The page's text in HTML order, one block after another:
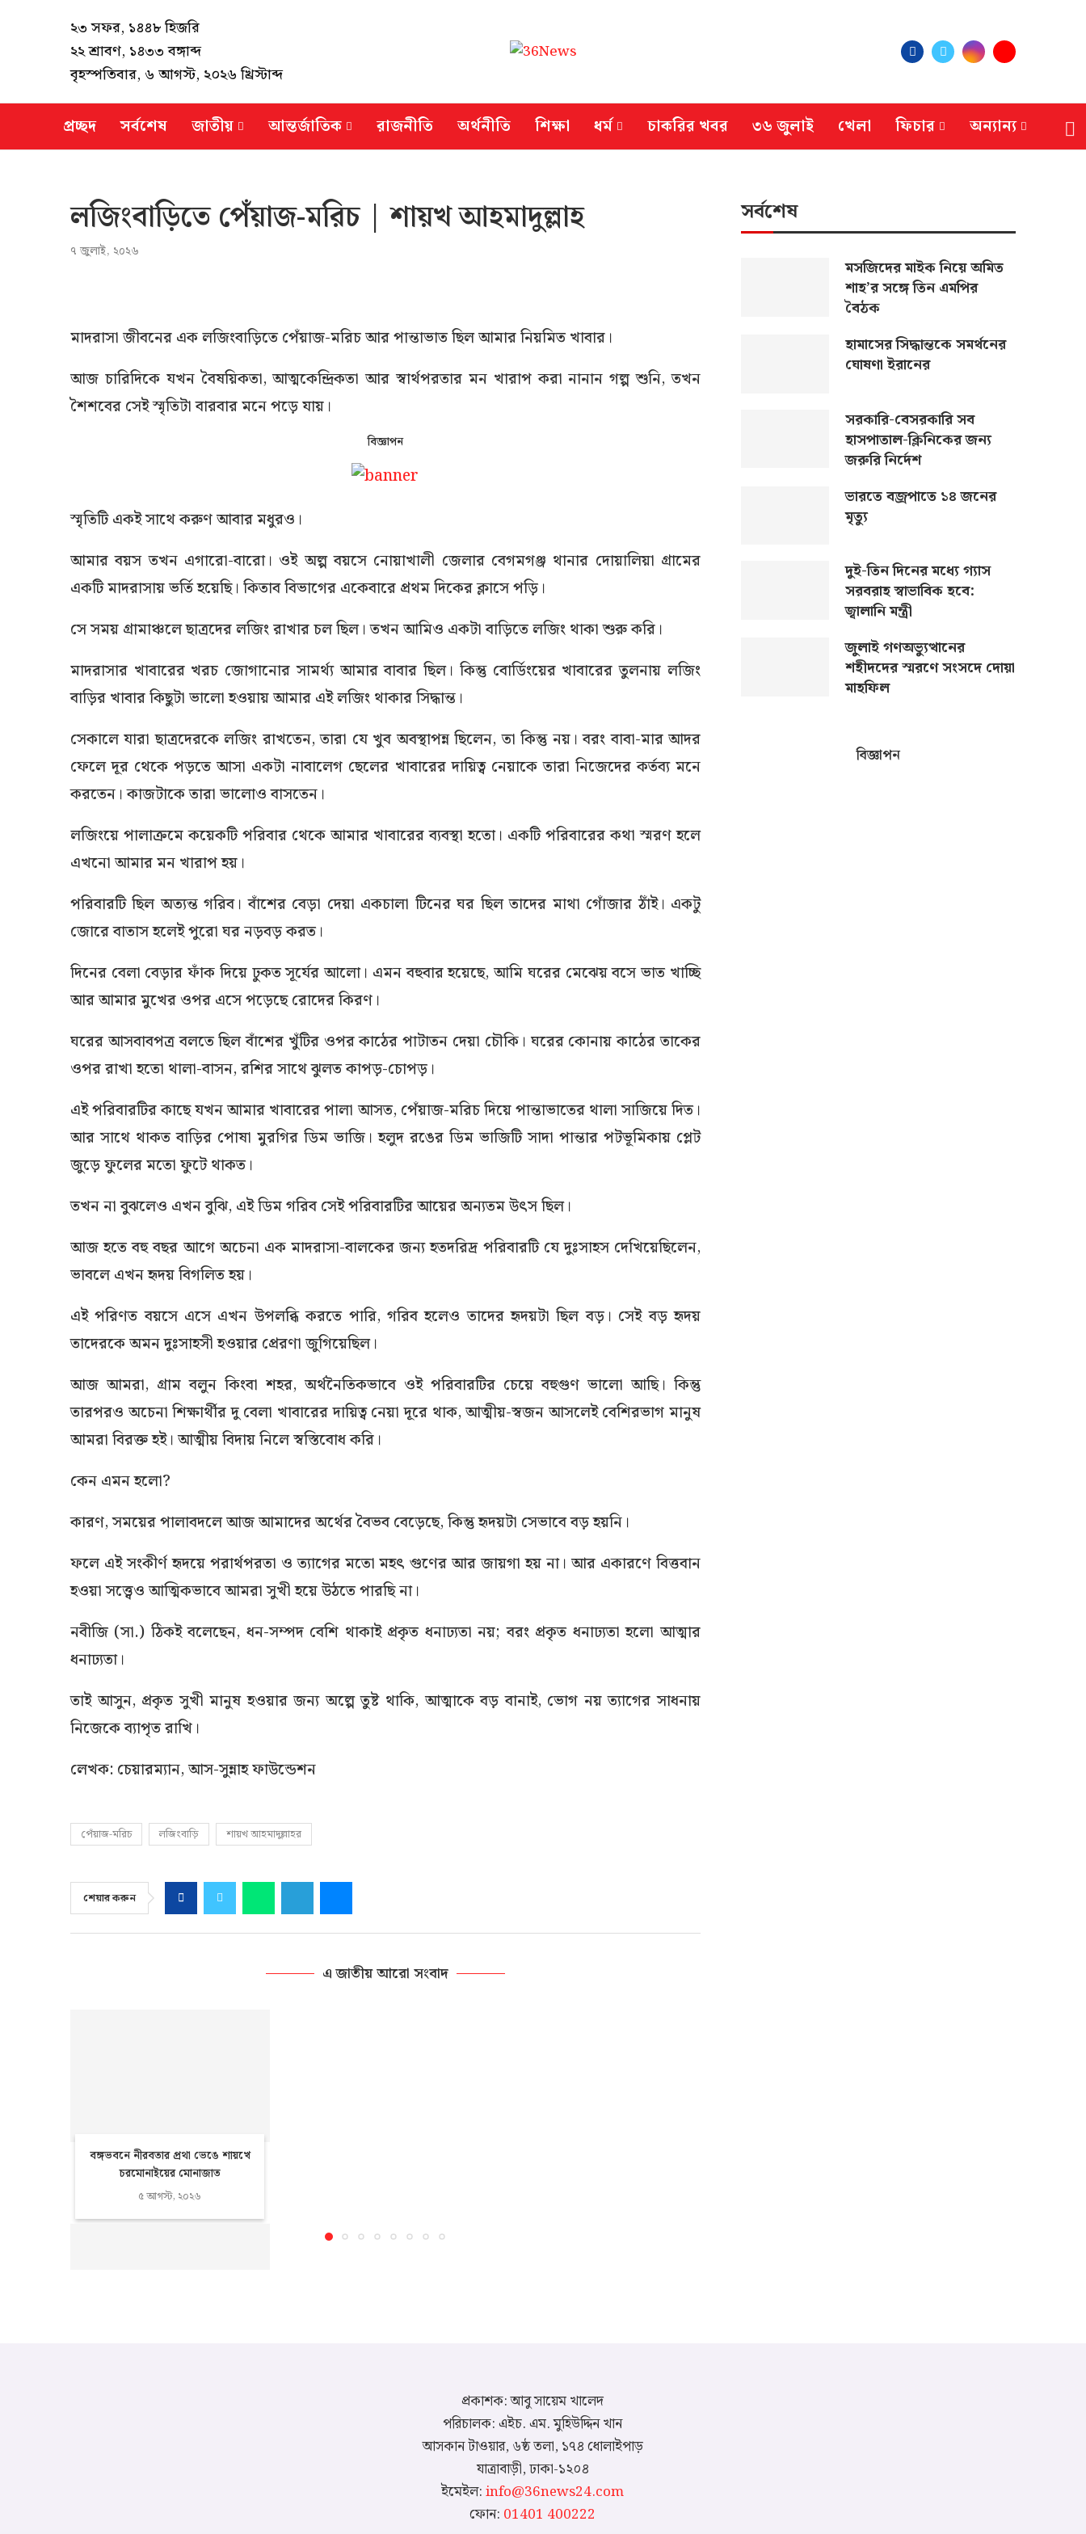
২৩ সফর, ১৪৪৮ হিজরি
২২ শ্রাবণ, ১৪৩৩ বঙ্গাব্দ
বৃহস্পতিবার, ৬ আগস্ট, ২০২৬ খ্রিস্টাব্দ
প্রচ্ছদ সর্বশেষ জাতীয় আন্তর্জাতিক রাজনীতি অর্থনীতি শিক্ষা ধর্ম চাকরির খবর ৩৬ জুলাই খেলা ফিচার অন্যান্য
লজিংবাড়িতে পেঁয়াজ-মরিচ | শায়খ আহমাদুল্লাহ
৭ জুলাই, ২০২৬
মাদরাসা জীবনের এক লজিংবাড়িতে পেঁয়াজ-মরিচ আর পান্তাভাত ছিল আমার নিয়মিত খাবার।
আজ চারিদিকে যখন বৈষয়িকতা, আত্মকেন্দ্রিকতা আর স্বার্থপরতার মন খারাপ করা নানান গল্প শুনি, তখন
শৈশবের সেই স্মৃতিটা বারবার মনে পড়ে যায়।
বিজ্ঞাপন
স্মৃতিটি একই সাথে করুণ আবার মধুরও।
আমার বয়স তখন এগারো-বারো। ওই অল্প বয়সে নোয়াখালী জেলার বেগমগঞ্জ থানার দোয়ালিয়া গ্রামের
একটি মাদরাসায় ভর্তি হয়েছি। কিতাব বিভাগের একেবারে প্রথম দিকের ক্লাসে পড়ি।
সে সময় গ্রামাঞ্চলে ছাত্রদের লজিং রাখার চল ছিল। তখন আমিও একটা বাড়িতে লজিং থাকা শুরু করি।
মাদরাসার খাবারের খরচ জোগানোর সামর্থ্য আমার বাবার ছিল। কিন্তু বোর্ডিংয়ের খাবারের তুলনায় লজিং
বাড়ির খাবার কিছুটা ভালো হওয়ায় আমার এই লজিং থাকার সিদ্ধান্ত।
সেকালে যারা ছাত্রদেরকে লজিং রাখতেন, তারা যে খুব অবস্থাপন্ন ছিলেন, তা কিন্তু নয়। বরং বাবা-মার আদর
ফেলে দূর থেকে পড়তে আসা একটা নাবালেগ ছেলের খাবারের দায়িত্ব নেয়াকে তারা নিজেদের কর্তব্য মনে
করতেন। কাজটাকে তারা ভালোও বাসতেন।
লজিংয়ে পালাক্রমে কয়েকটি পরিবার থেকে আমার খাবারের ব্যবস্থা হতো। একটি পরিবারের কথা স্মরণ হলে
এখনো আমার মন খারাপ হয়।
পরিবারটি ছিল অত্যন্ত গরিব। বাঁশের বেড়া দেয়া একচালা টিনের ঘর ছিল তাদের মাথা গোঁজার ঠাঁই। একটু
জোরে বাতাস হলেই পুরো ঘর নড়বড় করত।
দিনের বেলা বেড়ার ফাঁক দিয়ে ঢুকত সূর্যের আলো। এমন বহুবার হয়েছে, আমি ঘরের মেঝেয় বসে ভাত খাচ্ছি
আর আমার মুখের ওপর এসে পড়েছে রোদের কিরণ।
ঘরের আসবাবপত্র বলতে ছিল বাঁশের খুঁটির ওপর কাঠের পাটাতন দেয়া চৌকি। ঘরের কোনায় কাঠের তাকের
ওপর রাখা হতো থালা-বাসন, রশির সাথে ঝুলত কাপড়-চোপড়।
এই পরিবারটির কাছে যখন আমার খাবারের পালা আসত, পেঁয়াজ-মরিচ দিয়ে পান্তাভাতের থালা সাজিয়ে দিত।
আর সাথে থাকত বাড়ির পোষা মুরগির ডিম ভাজি। হলুদ রঙের ডিম ভাজিটি সাদা পান্তার পটভূমিকায় প্লেট
জুড়ে ফুলের মতো ফুটে থাকত।
তখন না বুঝলেও এখন বুঝি, এই ডিম গরিব সেই পরিবারটির আয়ের অন্যতম উৎস ছিল।
আজ হতে বহু বছর আগে অচেনা এক মাদরাসা-বালকের জন্য হতদরিদ্র পরিবারটি যে দুঃসাহস দেখিয়েছিলেন,
ভাবলে এখন হৃদয় বিগলিত হয়।
এই পরিণত বয়সে এসে এখন উপলব্ধি করতে পারি, গরিব হলেও তাদের হৃদয়টা ছিল বড়। সেই বড় হৃদয়
তাদেরকে অমন দুঃসাহসী হওয়ার প্রেরণা জুগিয়েছিল।
আজ আমরা, গ্রাম বলুন কিংবা শহর, অর্থনৈতিকভাবে ওই পরিবারটির চেয়ে বহুগুণ ভালো আছি। কিন্তু
তারপরও অচেনা শিক্ষার্থীর দু বেলা খাবারের দায়িত্ব নেয়া দূরে থাক, আত্মীয়-স্বজন আসলেই বেশিরভাগ মানুষ
আমরা বিরক্ত হই। আত্মীয় বিদায় নিলে স্বস্তিবোধ করি।
কেন এমন হলো?
কারণ, সময়ের পালাবদলে আজ আমাদের অর্থের বৈভব বেড়েছে, কিন্তু হৃদয়টা সেভাবে বড় হয়নি।
ফলে এই সংকীর্ণ হৃদয়ে পরার্থপরতা ও ত্যাগের মতো মহৎ গুণের আর জায়গা হয় না। আর একারণে বিত্তবান
হওয়া সত্ত্বেও আত্মিকভাবে আমরা সুখী হয়ে উঠতে পারছি না।
নবীজি (সা.) ঠিকই বলেছেন, ধন-সম্পদ বেশি থাকাই প্রকৃত ধনাঢ্যতা নয়; বরং প্রকৃত ধনাঢ্যতা হলো আত্মার
ধনাঢ্যতা।
তাই আসুন, প্রকৃত সুখী মানুষ হওয়ার জন্য অল্পে তুষ্ট থাকি, আত্মাকে বড় বানাই, ভোগ নয় ত্যাগের সাধনায়
নিজেকে ব্যাপৃত রাখি।
লেখক: চেয়ারম্যান, আস-সুন্নাহ ফাউন্ডেশন
পেঁয়াজ-মরিচ লজিংবাড়ি শায়খ আহমাদুল্লাহর
শেয়ার করুন
এ জাতীয় আরো সংবাদ
বঙ্গভবনে নীরবতার প্রথা ভেঙে শায়খে
চরমোনাইয়ের মোনাজাত
৫ আগস্ট, ২০২৬
সর্বশেষ
মসজিদের মাইক নিয়ে অমিত
শাহ’র সঙ্গে তিন এমপির
বৈঠক
হামাসের সিদ্ধান্তকে সমর্থনের
ঘোষণা ইরানের
সরকারি-বেসরকারি সব
হাসপাতাল-ক্লিনিকের জন্য
জরুরি নির্দেশ
ভারতে বজ্রপাতে ১৪ জনের
মৃত্যু
দুই-তিন দিনের মধ্যে গ্যাস
সরবরাহ স্বাভাবিক হবে:
জ্বালানি মন্ত্রী
জুলাই গণঅভ্যুত্থানের
শহীদদের স্মরণে সংসদে দোয়া
মাহফিল
বিজ্ঞাপন
প্রকাশক: আবু সায়েম খালেদ
পরিচালক: এইচ. এম. মুহিউদ্দিন খান
আসকান টাওয়ার, ৬ষ্ঠ তলা, ১৭৪ ধোলাইপাড়
যাত্রাবাড়ী, ঢাকা-১২০৪
ইমেইল:info@36news24.com
ফোন: 01401 400222